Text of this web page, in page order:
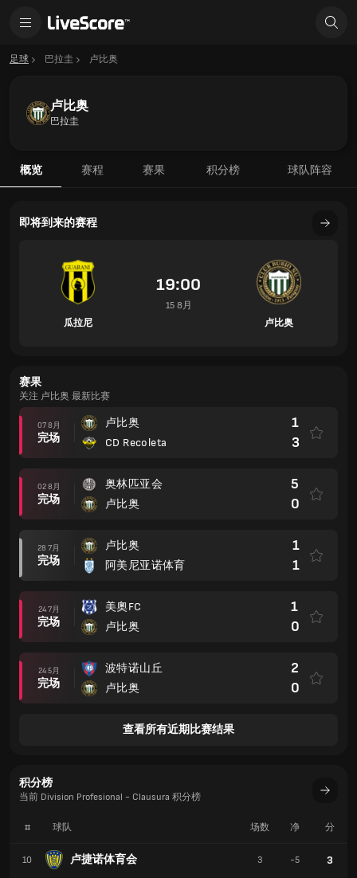
足球 巴拉圭 卢比奥
卢比奥
巴拉圭
概览 赛程 赛果 积分榜 球队阵容
即将到来的赛程
瓜拉尼
19:00
15 8月
卢比奥
赛果
关注 卢比奥 最新比赛
07 8月
完场
卢比奥
CD Recoleta
1
3
02 8月
完场
奥林匹亚会
卢比奥
5
0
28 7月
完场
卢比奥
阿美尼亚诺体育
1
1
24 7月
完场
美奧FC
卢比奥
1
0
24 5月
完场
波特诺山丘
卢比奥
2
0
查看所有近期比赛结果
积分榜
当前 Division Profesional - Clausura 积分榜
# 球队
10 卢捷诺体育会
场数 净 分
3 -5 3